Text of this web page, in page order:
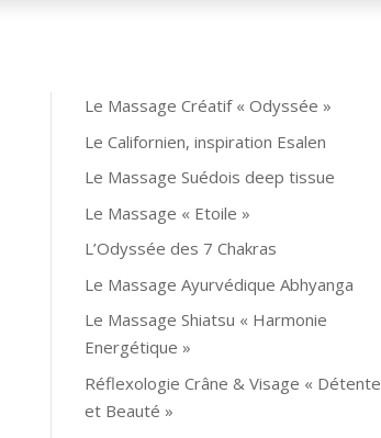
Le Massage Créatif « Odyssée »
Le Californien, inspiration Esalen
Le Massage Suédois deep tissue
Le Massage « Etoile »
L’Odyssée des 7 Chakras
Le Massage Ayurvédique Abhyanga
Le Massage Shiatsu « Harmonie
Energétique »
Réflexologie Crâne & Visage « Détente
et Beauté »